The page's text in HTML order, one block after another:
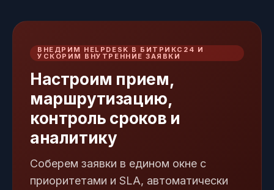
ВНЕДРИМ HELPDESK В БИТРИКС24 И
УСКОРИМ ВНУТРЕННИЕ ЗАЯВКИ
Настроим прием,
маршрутизацию,
контроль сроков и
аналитику
Соберем заявки в едином окне с
приоритетами и SLA, автоматически